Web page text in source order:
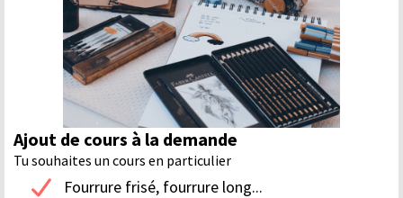
Ajout de cours à la demande
Tu souhaites un cours en particulier
Fourrure frisé, fourrure long...